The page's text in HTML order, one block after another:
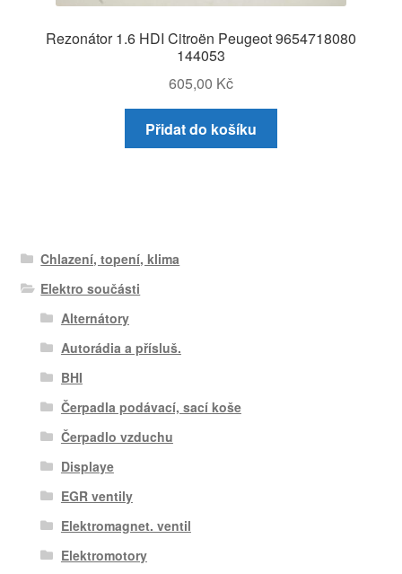
Rezonátor 1.6 HDI Citroën Peugeot 9654718080
144053
605,00 Kč
Přidat do košíku
Chlazení, topení, klima
Elektro součásti
Alternátory
Autorádia a přísluš.
BHI
Čerpadla podávací, sací koše
Čerpadlo vzduchu
Displaye
EGR ventily
Elektromagnet. ventil
Elektromotory